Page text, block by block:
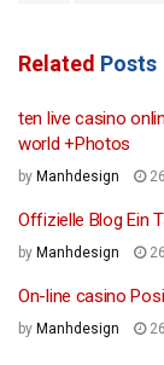
Related Posts
ten live casino
world +Photos
by Manhdesign
Offizielle Blog Ein
by Manhdesign
On-line casino
by Manhdesign